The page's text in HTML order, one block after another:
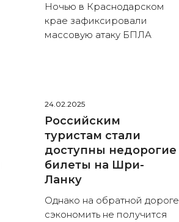
Ночью в Краснодарском
крае зафиксировали
массовую атаку БПЛА
24.02.2025
Российским
туристам стали
доступны недорогие
билеты на Шри-
Ланку
Однако на обратной дороге
сэкономить не получится